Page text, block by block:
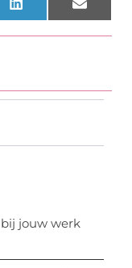
LinkedIn Email
jouw werk